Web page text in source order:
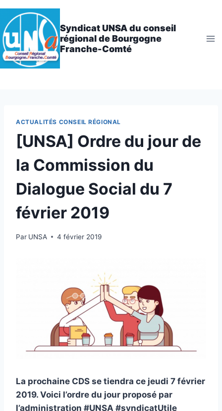
Aller
au
contenu
Syndicat UNSA du conseil
régional de Bourgogne
Franche-Comté
ACTUALITÉS CONSEIL RÉGIONAL
[UNSA] Ordre du jour de
la Commission du
Dialogue Social du 7
février 2019
Par UNSA 4 février 2019
La prochaine CDS se tiendra ce jeudi 7 février
2019. Voici l’ordre du jour proposé par
l’administration #UNSA #syndicatUtile